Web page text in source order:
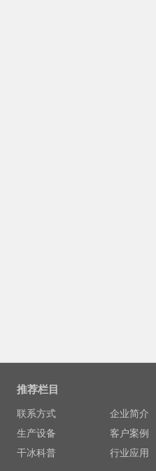
推荐栏目
联系方式 企业简介
生产设备
客户案例
干冰科普
行业应用